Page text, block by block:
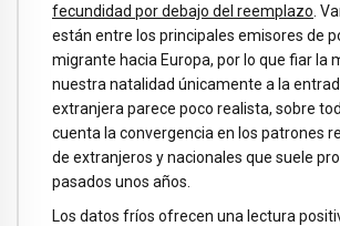
fecundidad por debajo del reemplazo .
están entre los principales emisores de
migrante hacia Europa, por lo que fiar la
nuestra natalidad únicamente a la
extranjera parece poco realista, sobre
cuenta la convergencia en los patrones
de extranjeros y nacionales que suele
pasados unos años.
Los datos fríos ofrecen una lectura